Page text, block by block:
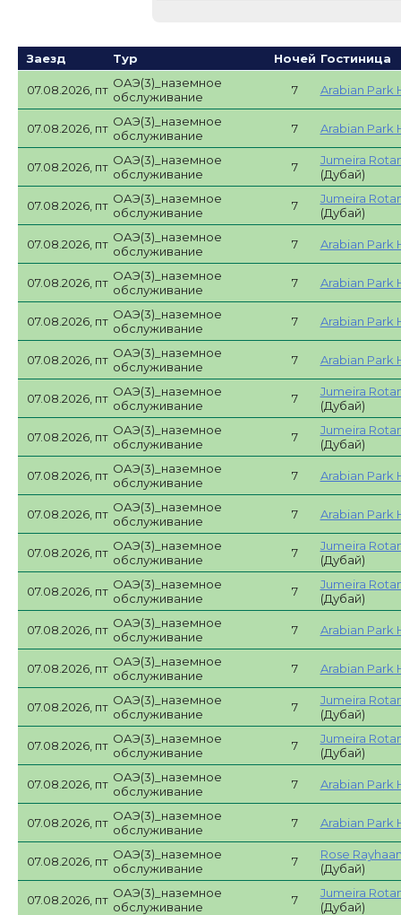
Заезд Тур Ночей Гостиница
07.08.2026, пт ОАЭ(3)_наземное
обслуживание
7 Arabian Park
07.08.2026, пт ОАЭ(3)_наземное
обслуживание
7 Arabian Park
07.08.2026, пт ОАЭ(3)_наземное
обслуживание
7
Jumeira
(Дубай)
07.08.2026, пт ОАЭ(3)_наземное
обслуживание
7
Jumeira
(Дубай)
07.08.2026, пт ОАЭ(3)_наземное
обслуживание
7 Arabian Park
07.08.2026, пт ОАЭ(3)_наземное
обслуживание
7 Arabian Park
07.08.2026, пт ОАЭ(3)_наземное
обслуживание
7 Arabian Park
07.08.2026, пт ОАЭ(3)_наземное
обслуживание
7 Arabian Park
07.08.2026, пт ОАЭ(3)_наземное
обслуживание
7
Jumeira
(Дубай)
07.08.2026, пт ОАЭ(3)_наземное
обслуживание
7
Jumeira
(Дубай)
07.08.2026, пт ОАЭ(3)_наземное
обслуживание
7 Arabian Park
07.08.2026, пт ОАЭ(3)_наземное
обслуживание
7 Arabian Park
07.08.2026, пт ОАЭ(3)_наземное
обслуживание
7
Jumeira
(Дубай)
07.08.2026, пт ОАЭ(3)_наземное
обслуживание
7
Jumeira
(Дубай)
07.08.2026, пт ОАЭ(3)_наземное
обслуживание
7 Arabian Park
07.08.2026, пт ОАЭ(3)_наземное
обслуживание
7 Arabian Park
07.08.2026, пт ОАЭ(3)_наземное
обслуживание
7
Jumeira
(Дубай)
07.08.2026, пт ОАЭ(3)_наземное
обслуживание
7
Jumeira
(Дубай)
07.08.2026, пт ОАЭ(3)_наземное
обслуживание
7 Arabian Park
07.08.2026, пт ОАЭ(3)_наземное
обслуживание
7 Arabian Park
07.08.2026, пт ОАЭ(3)_наземное
обслуживание
7
Rose
(Дубай)
07.08.2026, пт ОАЭ(3)_наземное
обслуживание
7
Jumeira
(Дубай)